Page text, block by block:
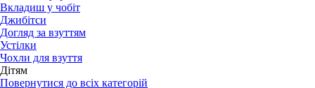
Вкладиш у чобіт
Джибітси
Догляд за взуттям
Устілки
Чохли для взуття
Дітям
Повернутися до всіх категорій